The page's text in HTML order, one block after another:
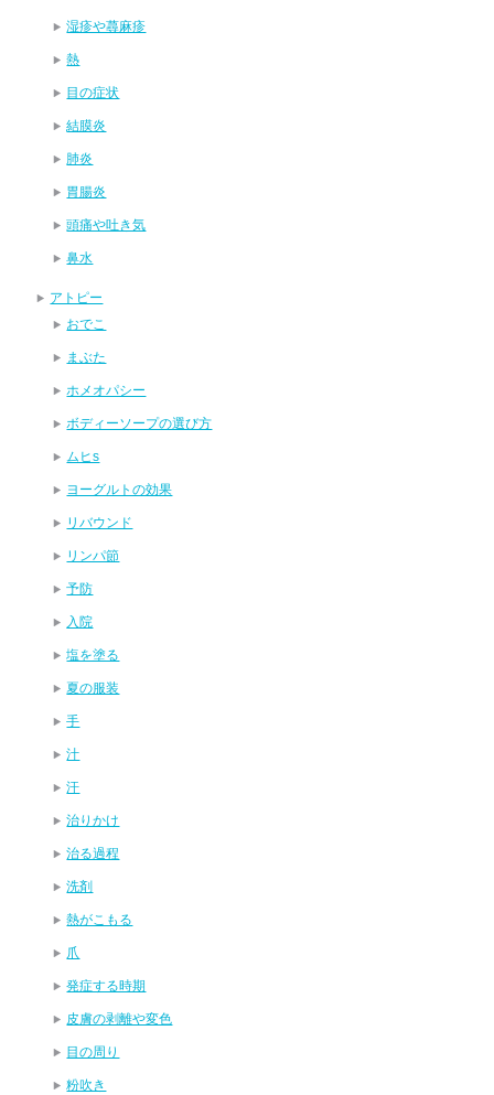
湿疹や蕁麻疹
熱
目の症状
結膜炎
肺炎
胃腸炎
頭痛や吐き気
鼻水
アトピー
おでこ
まぶた
ホメオパシー
ボディーソープの選び方
ムヒs
ヨーグルトの効果
リバウンド
リンパ節
予防
入院
塩を塗る
夏の服装
手
汁
汗
治りかけ
治る過程
洗剤
熱がこもる
爪
発症する時期
皮膚の剥離や変色
目の周り
粉吹き